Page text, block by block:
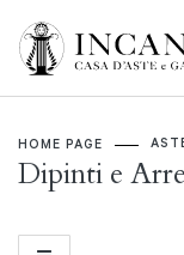
HOME PAGE
Dipinti e